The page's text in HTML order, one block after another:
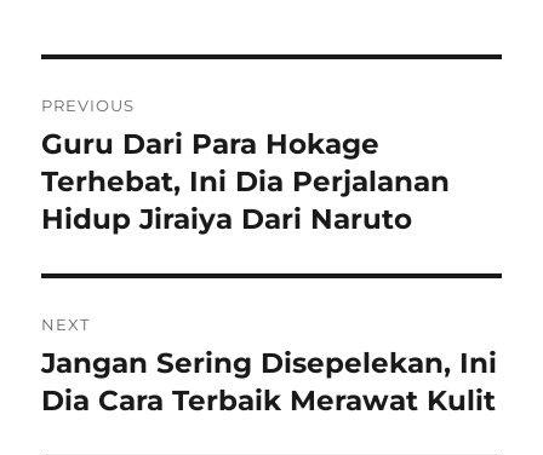
pos
PREVIOUS
Previous
post:
Guru Dari Para Hokage
Terhebat, Ini Dia Perjalanan
Hidup Jiraiya Dari Naruto
NEXT
Next
post:
Jangan Sering Disepelekan, Ini
Dia Cara Terbaik Merawat Kulit